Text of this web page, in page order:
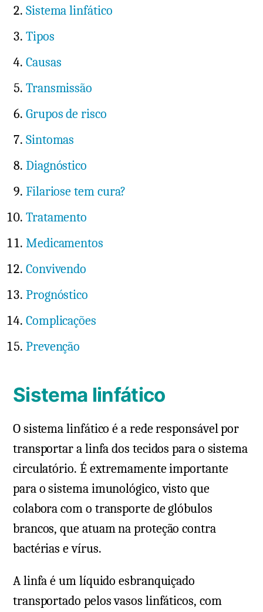
Sistema linfático
Tipos
Causas
Transmissão
Grupos de risco
Sintomas
Diagnóstico
Filariose tem cura?
Tratamento
Medicamentos
Convivendo
Prognóstico
Complicações
Prevenção
Sistema linfático
O sistema linfático é a rede responsável por
transportar a linfa dos tecidos para o sistema
circulatório. É extremamente importante
para o sistema imunológico, visto que
colabora com o transporte de glóbulos
brancos, que atuam na proteção contra
bactérias e vírus.
A linfa é um líquido esbranquiçado
transportado pelos vasos linfáticos, com